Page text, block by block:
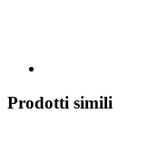
Prodotti simili